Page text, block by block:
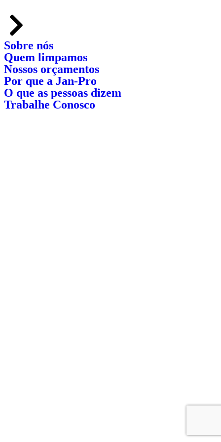
Sobre nós
Quem limpamos
Nossos orçamentos
Por que a Jan-Pro
O que as pessoas dizem
Trabalhe Conosco